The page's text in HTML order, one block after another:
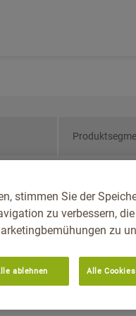
Reg.-
stimmen Sie der
zu verbessern, die
zu
ablehnen Alle